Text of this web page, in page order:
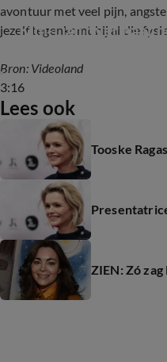
avontuur met veel pijn,
jezelf tegenkomt bij al die
3:16
Kim-Lian over haar
Bron: Videoland
Lees ook
Tooske
ZIEN: Zó